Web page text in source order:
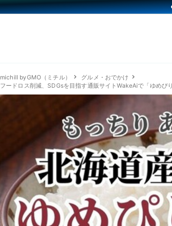
michill byGMO（ミチル）
グルメ・おでかけ
フードロス削減、SDGsを目指す通販サイトWakeAiで「ゆめぴ